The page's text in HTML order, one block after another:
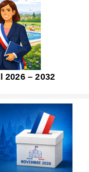
2026 – 2032